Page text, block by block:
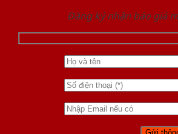
Đăng ký nhận báo giá